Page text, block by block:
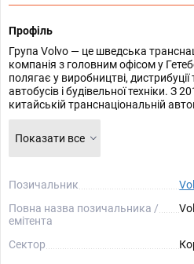
Профіль
Група Volvo — це шведська
компанія з головним офісом у
полягає у виробництві,
автобусів і будівельної техніки. З
китайській транснаціональній
Показати все
Позичальник
Повна назва позичальника /
емітента
Сектор